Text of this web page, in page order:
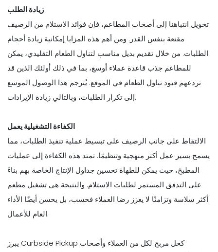
زيادة الطلب
تحويل انتباهنا إلى أصحاب المطاعم، فإن فوائد الاستلام من الرصيف
مقنعة بنفس القدر. ومن أهم هذه المزايا إمكانية زيادة أحجام
الطلبات. من خلال تقديم بديل مناسب لتناول الطعام التقليدي، يمكن
للمطاعم جذب قاعدة عملاء أوسع، بما في ذلك أولئك الذين قد
تردعهم قيود تناول الطعام في الموقع. يُترجم هذا الوصول الموسع
إلى تكرار الطلبات، وبالتالي زيادة الإيرادات.
الكفاءة التشغيلية يعمل
الالتقاط على جانب الرصيف على تبسيط عملية تنفيذ الطلبات، مما
يسمح بسير عمل أكثر منهجية وتنظيمًا. تمتد هذه الكفاءة إلى عمليات
المطبخ، حيث يمكن للطهاة تحسين جداول الإنتاج الخاصة بهم بناءً
على التدفق المستمر لطلبات الاستلام. والنتيجة هي تشغيل مطعم
أكثر سلاسة وتزامنًا لا يعزز رضا العملاء فحسب، بل يحسن أيضًا الأداء
العام للأعمال.
يبرز Curbside Pickup كحل مربح لكل من العملاء وأصحاب